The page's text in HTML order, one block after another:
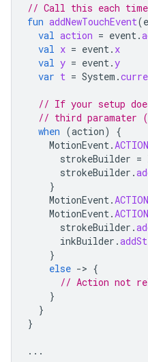
// Call this each
fun addNewTouchEvent(
val action = event.
val x = event. x
val y = event.y
var t = System .
// If your setup
// third paramater
when (action)
{
MotionEvent.
strokeBuilder =
strokeBuilder .
}
MotionEvent.
MotionEvent.
strokeBuilder .
inkBuilder .
}
else -> {
// Action not
}
}
}
...